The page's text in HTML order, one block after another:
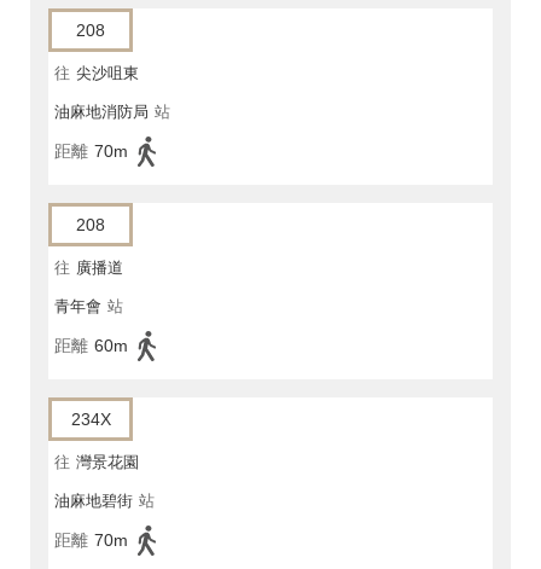
208
往 尖沙咀東
油麻地消防局 站
距離 70m
208
往 廣播道
青年會 站
距離 60m
234X
往 灣景花園
油麻地碧街 站
距離 70m